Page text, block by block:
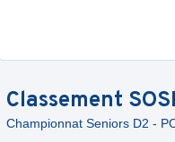
Classement
Championnat Seniors D2 -